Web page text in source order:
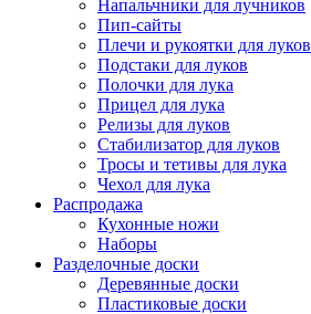
Напальчники для лучников
Пип-сайты
Плечи и рукоятки для луков
Подстаки для луков
Полочки для лука
Прицел для лука
Релизы для луков
Стабилизатор для луков
Тросы и тетивы для лука
Чехол для лука
Распродажа
Кухонные ножи
Наборы
Разделочные доски
Деревянные доски
Пластиковые доски